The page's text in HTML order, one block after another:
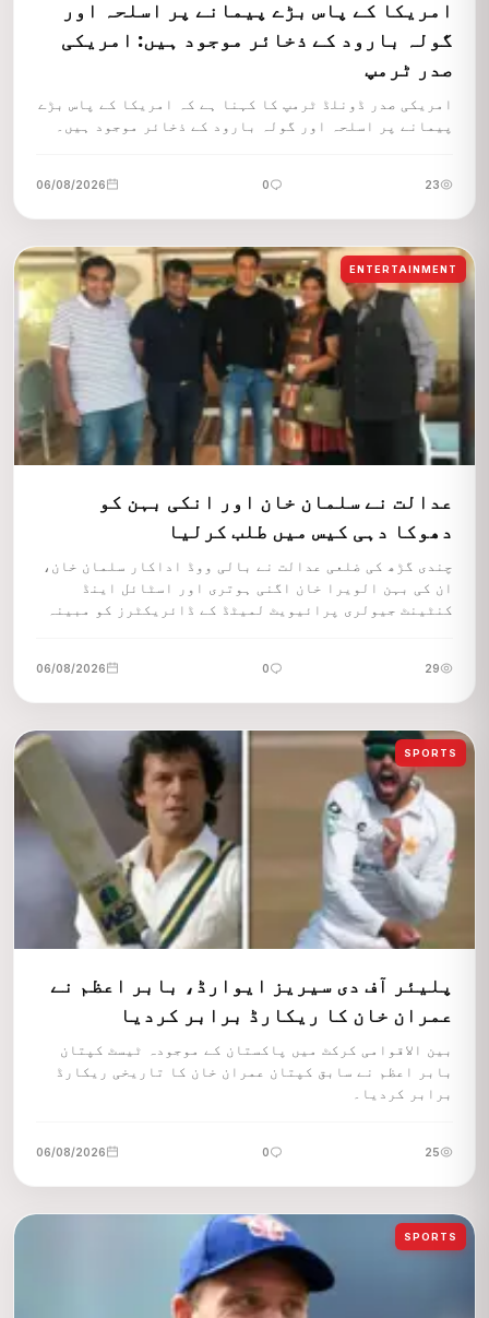
امریکا کے پاس بڑے پیمانے پر اسلحہ اور
گولہ بارود کے ذخائر موجود ہیں: امریکی
صدر ٹرمپ
امریکی صدر ڈونلڈ ٹرمپ کا کہنا ہے کہ امریکا کے پاس بڑے
پیمانے پر اسلحہ اور گولہ بارود کے ذخائر موجود ہیں۔
23
0
06/08/2026
ENTERTAINMENT
عدالت نے سلمان خان اور انکی بہن کو
دھوکا دہی کیس میں طلب کرلیا
چندی گڑھ کی ضلعی عدالت نے بالی ووڈ اداکار سلمان خان،
ان کی بہن الویرا خان اگنی ہوتری اور اسٹائل اینڈ
کنٹینٹ جیولری پرائیویٹ لمیٹڈ کے ڈائریکٹرز کو مبینہ
29
0
06/08/2026
SPORTS
پلیئر آف دی سیریز ایوارڈ، بابر اعظم نے
عمران خان کا ریکارڈ برابر کردیا
بین الاقوامی کرکٹ میں پاکستان کے موجودہ ٹیسٹ کپتان
بابر اعظم نے سابق کپتان عمران خان کا تاریخی ریکارڈ
برابر کردیا۔
25
0
06/08/2026
SPORTS